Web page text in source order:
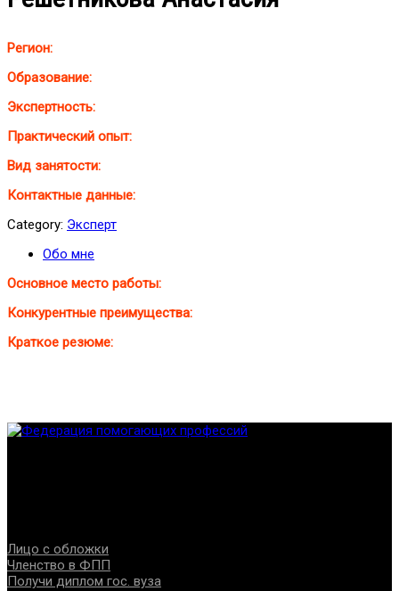
Регион:
Образование:
Экспертность:
Практический опыт:
Вид занятости:
Контактные данные:
Category: Эксперт
Обо мне
Основное место работы:
Конкурентные преимущества:
Краткое резюме:
Лицо с обложки
Членство в ФПП
Получи диплом гос. вуза